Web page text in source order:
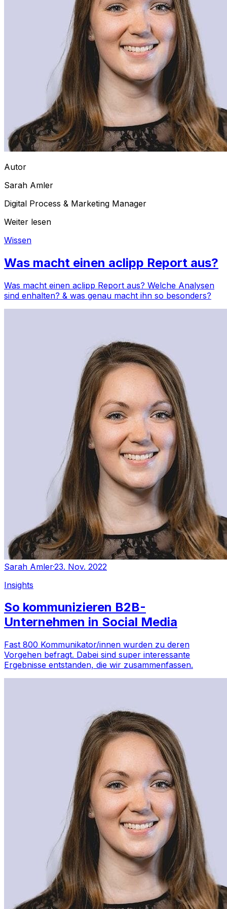
Autor
Sarah Amler
Digital Process & Marketing Manager
Weiter lesen
Wissen
Was macht einen aclipp Report aus?
Was macht einen aclipp Report aus? Welche Analysen
sind enhalten? & was genau macht ihn so besonders?
Sarah Amler·23. Nov. 2022
Insights
So kommunizieren B2B-
Unternehmen in Social Media
Fast 800 Kommunikator/innen wurden zu deren
Vorgehen befragt. Dabei sind super interessante
Ergebnisse entstanden, die wir zusammenfassen.